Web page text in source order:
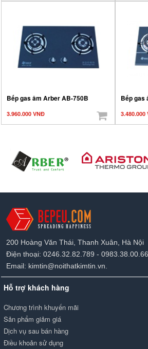
Bếp gas âm Arber AB-750B
3.960.000 VNĐ
Bếp gas
3.480.000
200 Hoàng Văn Thái, Thanh Xuân, Hà Nội
Điện thoại: 0246.32.82.789 - 0983.38.00.66.
Email: kimtin@noithatkimtin.vn.
Hỗ trợ khách hàng
Chương trình khuyến mãi
Sản phẩm giảm giá
Dịch vụ sau bán hàng
Điều khoản sử dụng